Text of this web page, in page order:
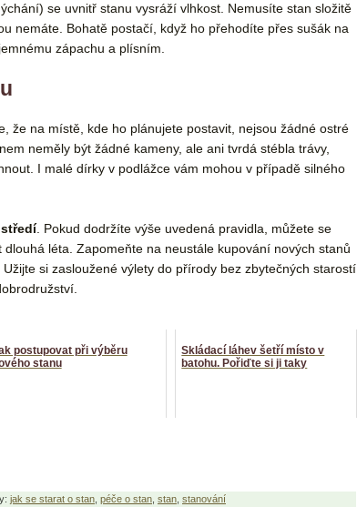
se uvnitř stanu vysráží vlhkost. Nemusíte stan složitě
nemáte. Bohatě postačí, když ho přehodíte přes sušák na
zápachu a plísním.
že na místě, kde ho plánujete postavit, nejsou žádné ostré
neměly být žádné kameny, ale ani tvrdá stébla trávy,
I malé dírky v podlážce vám mohou v případě silného
. Pokud dodržíte výše uvedená pravidla, můžete se
léta. Zapomeňte na neustále kupování nových stanů
si zasloužené výlety do přírody bez zbytečných starostí
postupovat při výběru
stanu
Skládací láhev šetří místo v
batohu. Pořiďte si ji taky
jak se starat o stan péče o stan stan stanování